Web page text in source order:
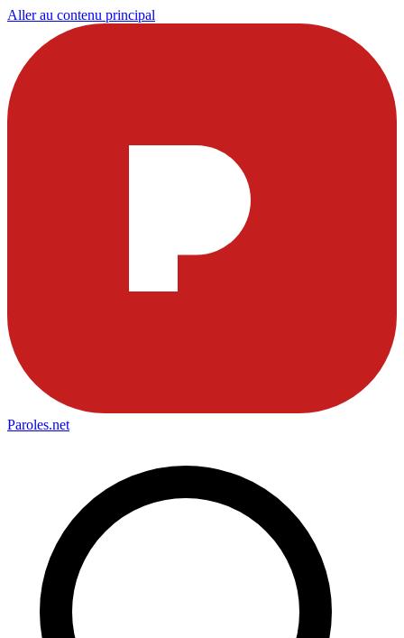
Aller au contenu principal
Paroles.net